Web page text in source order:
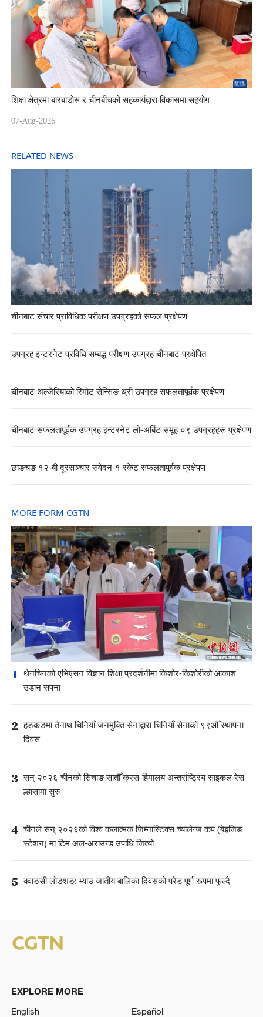
शिक्षा क्षेत्रमा बारबाडोस र चीनबीचको सहकार्यद्वारा विकासमा सहयोग
07-Aug-2026
RELATED NEWS
चीनबाट संचार प्राविधिक परीक्षण उपग्रहको सफल प्रक्षेपण
उपग्रह इन्टरनेट प्रविधि सम्बद्ध परीक्षण उपग्रह चीनबाट प्रक्षेपित
चीनबाट अल्जेरियाको रिमोट सेन्सिङ थ्री उपग्रह सफलतापूर्वक प्रक्षेपण
चीनबाट सफलतापूर्वक उपग्रह इन्टरनेट लो-अर्बिट समूह ०९ उपग्रहहरू प्रक्षेपण
छाङचङ १२-बी दूरसञ्चार संवेदन-१ रकेट सफलतापूर्वक प्रक्षेपण
MORE FORM CGTN
1 थेनचिनको एभिएसन विज्ञान शिक्षा प्रदर्शनीमा किशोर-किशोरीको आकाश
उडान सपना
2 हङकङमा तैनाथ चिनियाँ जनमुक्ति सेनाद्वारा चिनियाँ सेनाको ९९औँ स्थापना
दिवस
3 सन् २०२६ चीनको सिचाङ सातौँ क्रस-हिमालय अन्तर्राष्ट्रिय साइकल रेस
ल्हासामा सुरु
4 चीनले सन् २०२६को विश्व कलात्मक जिम्नास्टिक्स च्यालेन्ज कप (बेइजिङ
स्टेशन) मा टिम अल-अराउन्ड उपाधि जित्यो
5 क्वाङसी लोङशङ: म्याउ जातीय बालिका दिवसको परेड पूर्ण रूपमा फुल्दै
EXPLORE MORE
English
Español